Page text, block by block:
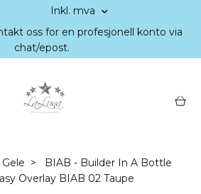
Inkl. mva
oss for en profesjonell konto via
chat/epost.
Gele
BIAB - Builder In A Bottle
Overlay BIAB 02 Taupe